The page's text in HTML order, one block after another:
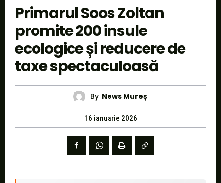
Primarul Soos Zoltan
promite 200 insule
ecologice și reducere de
taxe spectaculoasă
By News Mureș
16 ianuarie 2026